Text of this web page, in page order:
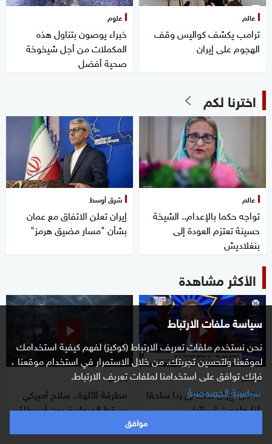
سياسة ملفات الارتباط
نحن نستخدم ملفات تعريف الارتباط (كوكيز) لفهم كيفية استخدامك
لموقعنا ولتحسين تجربتك. من خلال الاستمرار في استخدام موقعنا ،
فإنك توافق على استخدامنا لملفات تعريف الارتباط.
سياسية الخصوصية
موافق
عالم
ترامب يكشف كواليس وقف
الهجوم على إيران
علوم
خبراء يوصون بتناول هذه
المكملات من أجل شيخوخة
صحية أفضل
اخترنا لكم
عالم
تواجه حكما بالإعدام.. الشيخة
حسينة تعتزم العودة إلى
بنغلاديش
شرق أوسط
إيران تعلن الاتفاق مع عمان
بشأن "مسار مضيق هرمز"
الأكثر مشاهدة
عالم
كاتس: إيران ستتلقى ردا ساحقا
إذا هاجمت إسرائيل
عالم
مطرقة الآلهة.. سلاح أميركي
يسقط الصواريخ دون أن يطلق
رصاصة